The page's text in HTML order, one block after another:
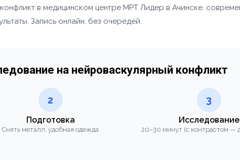
в медицинском центре МРТ Лидер в Ачинске.
Запись онлайн, без очередей.
на нейроваскулярный конфликт
2
Подготовка
Снять металл, удобная одежда
3
Исследование
20–30 минут (с контрастом —